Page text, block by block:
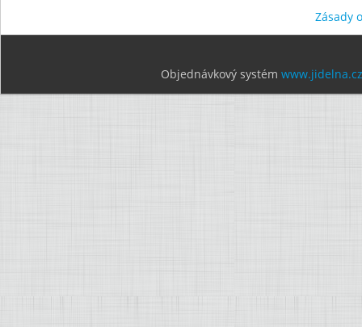
Zásady
Objednávkový systém www.jidelna.cz